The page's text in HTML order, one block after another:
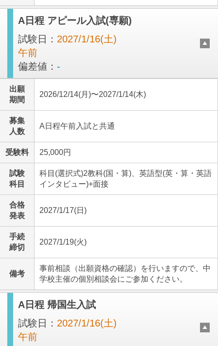
A日程 アピール入試(専願)
試験日： 2027/1/16(土)
午前
偏差値： -
出願
期間
2026/12/14(月)〜2027/1/14(木)
募集
人数
A日程午前入試と共通
受験料 25,000円
試験
科目
科目(選択式)2教科(国・算)、英語型(英・算・英語
インタビュー)+面接
合格
発表
2027/1/17(日)
手続
締切
2027/1/19(火)
備考
事前相談（出願資格の確認）を行いますので、中
学校主催の個別相談会にご参加ください。
A日程 帰国生入試
試験日： 2027/1/16(土)
午前